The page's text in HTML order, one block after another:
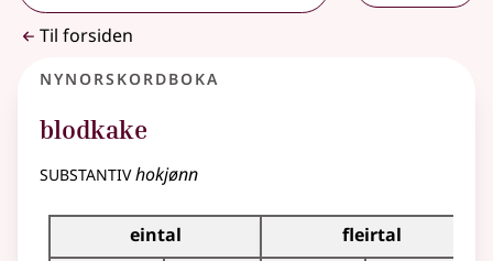
Til forsiden
Nynorskordboka
blodkake
substantivhokjønn
Bøyningstabell for dette substantivet
eintal
fleirtal